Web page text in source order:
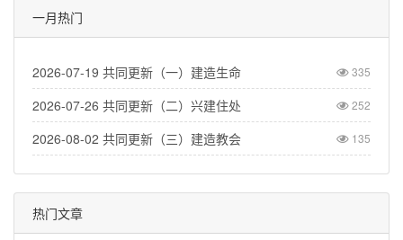
一月热门
2026-07-19 共同更新（一）建造生命 335
2026-07-26 共同更新（二）兴建住处 252
2026-08-02 共同更新（三）建造教会 135
热门文章